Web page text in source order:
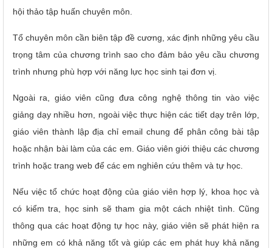
hội thảo tập huấn chuyên môn.
Tổ chuyên môn cần biên tập đề cương, xác định những yêu cầu
trọng tâm của chương trình sao cho đảm bảo yêu cầu chương
trình nhưng phù hợp với năng lực học sinh tại đơn vị.
Ngoài ra, giáo viên cũng đưa công nghệ thông tin vào việc
giảng dạy nhiều hơn, ngoài việc thực hiện các tiết dạy trên lớp,
giáo viên thành lập địa chỉ email chung để phân công bài tập
hoặc nhận bài làm của các em. Giáo viên giới thiệu các chương
trình hoặc trang web để các em nghiên cứu thêm và tự học.
Nếu việc tổ chức hoạt động của giáo viên hợp lý, khoa học và
có kiểm tra, học sinh sẽ tham gia một cách nhiệt tình. Cũng
thông qua các hoạt động tự học này, giáo viên sẽ phát hiện ra
những em có khả năng tốt và giúp các em phát huy khả năng